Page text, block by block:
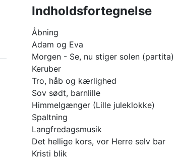
Indholdsfortegnelse
Åbning
Adam og Eva
Morgen - Se, nu stiger solen (partita)
Keruber
Tro, håb og kærlighed
Sov sødt, barnlille
Himmelgænger (Lille juleklokke)
Spaltning
Langfredagsmusik
Det hellige kors, vor Herre selv bar
Kristi blik